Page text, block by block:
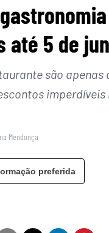
até 5 de
são
imperdíveis
Mendonça
preferida